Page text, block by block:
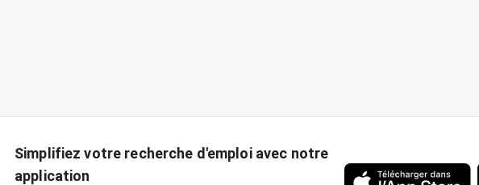
Simplifiez votre recherche d'emploi avec notre
application